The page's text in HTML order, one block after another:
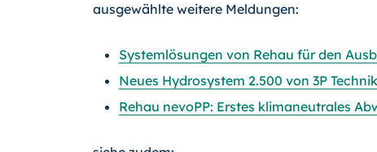
ausgewählte weitere Meldungen:
Systemlösungen von Rehau für den
Neues Hydrosystem 2.500 von 3P
Rehau nevoPP: Erstes klimaneutrales